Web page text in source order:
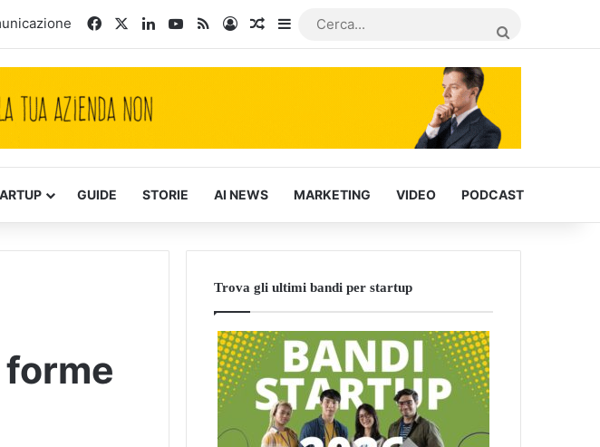
FacebookLinkedInYou Tube
RSSAccediArticoli Casuali
Barra laterale
GUIDE STORIE AI NEWS MARKETING VIDEO PODCAST
Trova gli ultimi bandi per startup